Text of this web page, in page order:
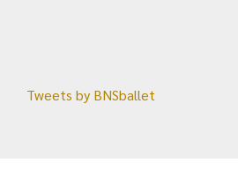
Tweets by BNSballet